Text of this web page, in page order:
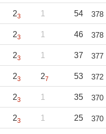
23 1 54 378
23 1 46 378
23 1 37 377
23 27 53 372
23 1 35 370
23 1 25 370